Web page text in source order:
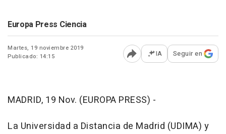
Europa Press Ciencia
Martes, 19 noviembre 2019
Publicado: 14:15
Abrir opciones para
IA Seguir en
MADRID, 19 Nov. (EUROPA PRESS) -
La Universidad a Distancia de Madrid (UDIMA) y